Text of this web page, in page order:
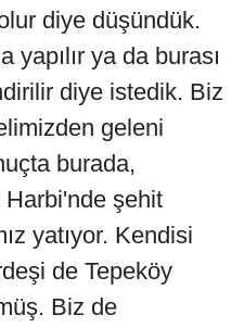
diye düşündük.
yapılır ya da burası
diye istedik. Biz
geleni
burada,
Harbi'nde şehit
yatıyor. Kendisi
de Tepeköy
Biz de